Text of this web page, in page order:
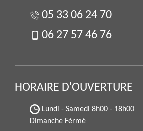
05 33 06 24 70
06 27 57 46 76
HORAIRE D'OUVERTURE
Lundi - Samedi 8h00 - 18h00
Dimanche Férmé